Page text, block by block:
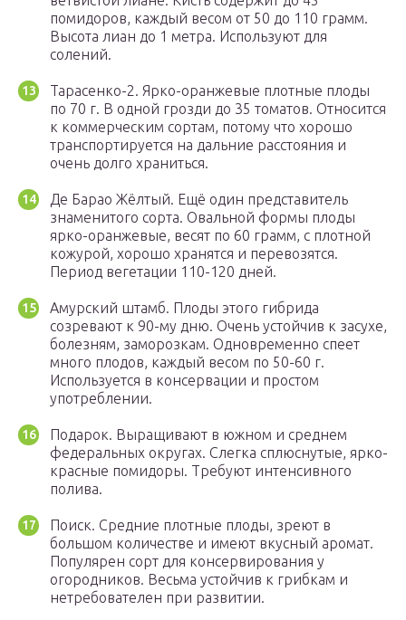
помидоров, каждый весом от 50 до 110 грамм.
Высота лиан до 1 метра. Используют для
солений.
Тарасенко-2. Ярко-оранжевые плотные плоды
по 70 г. В одной грозди до 35 томатов. Относится
к коммерческим сортам, потому что хорошо
транспортируется на дальние расстояния и
очень долго храниться.
Де Барао Жёлтый. Ещё один представитель
знаменитого сорта. Овальной формы плоды
ярко-оранжевые, весят по 60 грамм, с плотной
кожурой, хорошо хранятся и перевозятся.
Период вегетации 110-120 дней.
Амурский штамб. Плоды этого гибрида
созревают к 90-му дню. Очень устойчив к засухе,
болезням, заморозкам. Одновременно спеет
много плодов, каждый весом по 50-60 г.
Используется в консервации и простом
употреблении.
Подарок. Выращивают в южном и среднем
федеральных округах. Слегка сплюснутые, ярко-
красные помидоры. Требуют интенсивного
полива.
Поиск. Средние плотные плоды, зреют в
большом количестве и имеют вкусный аромат.
Популярен сорт для консервирования у
огородников. Весьма устойчив к грибкам и
нетребователен при развитии.